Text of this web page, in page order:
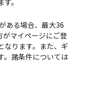
。
ある場合、最大36
マイページにご登
なります。また、ギ
。諸条件については